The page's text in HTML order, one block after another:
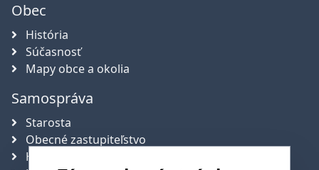
Obec
História
Súčasnosť
Mapy obce a okolia
Samospráva
Starosta
Obecné zastupiteľstvo
Hlavný kontrolór obce